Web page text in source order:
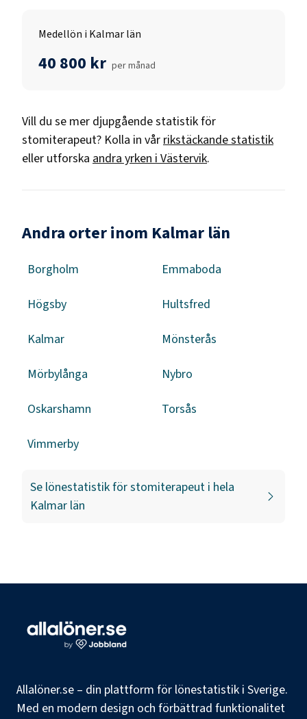
Medellön i Kalmar län
40 800 kr per månad
Vill du se mer djupgående statistik för
stomiterapeut? Kolla in vår rikstäckande statistik
eller utforska andra yrken i Västervik.
Andra orter inom Kalmar län
Borgholm Emmaboda
Högsby Hultsfred
Kalmar Mönsterås
Mörbylånga Nybro
Oskarshamn Torsås
Vimmerby
Se lönestatistik förstomiterapeut i hela
Kalmar län
Allalöner.se – din plattform för lönestatistik i Sverige.
Med en modern design och förbättrad funktionalitet